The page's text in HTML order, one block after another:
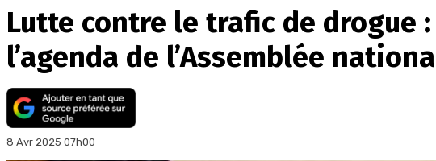
Lutte contre le trafic de drogue
l’agenda de l’Assemblée
8 Avr 2025 07h00